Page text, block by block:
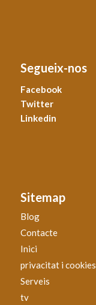
Segueix-nos
Facebook
Twitter
Linkedin
Sitemap
Blog
Contacte
Inici
privacitat i cookies
Serveis
tv